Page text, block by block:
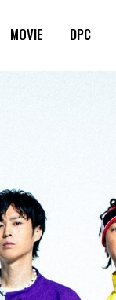
MOVIE DPC